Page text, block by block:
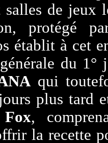
salles de jeux
protégé
établit à cet
du
qui
plus tard
Fox,
la recette